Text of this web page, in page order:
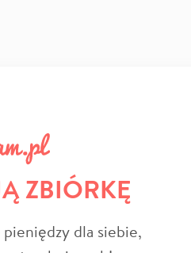
ZBIÓRKĘ
pieniędzy dla siebie,